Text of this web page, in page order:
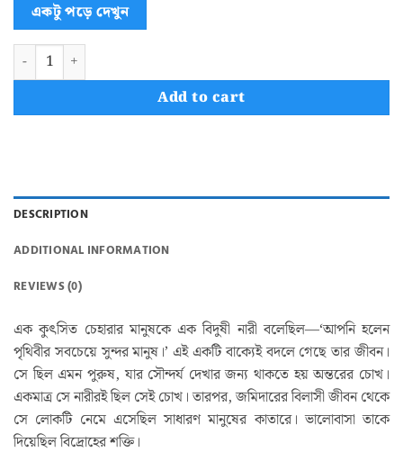
একটু পড়ে দেখুন
নূর | দানব দেখতে চোখ লাগে মানুষ দেখতে লাগে অন্তর (হার্ডকভার)
Add to cart
DESCRIPTION
ADDITIONAL INFORMATION
REVIEWS (0)
এক কুৎসিত চেহারার মানুষকে এক বিদুষী নারী বলেছিল—‘আপনি হলেন
পৃথিবীর সবচেয়ে সুন্দর মানুষ।’ এই একটি বাক্যেই বদলে গেছে তার জীবন।
সে ছিল এমন পুরুষ, যার সৌন্দর্য দেখার জন্য থাকতে হয় অন্তরের চোখ।
একমাত্র সে নারীরই ছিল সেই চোখ। তারপর, জমিদারের বিলাসী জীবন থেকে
সে লোকটি নেমে এসেছিল সাধারণ মানুষের কাতারে। ভালোবাসা তাকে
দিয়েছিল বিদ্রোহের শক্তি।